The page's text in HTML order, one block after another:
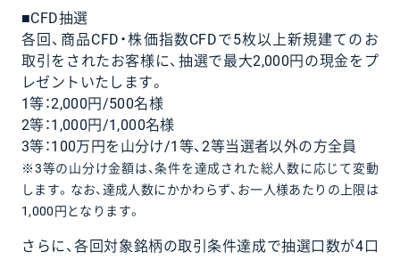
■CFD抽選
各回、商品CFD・株価指数CFDで5枚以上新規建てのお
取引をされたお客様に、抽選で最大2,000円の現金をプ
レゼントいたします。
1等：2,000円/500名様
2等：1,000円/1,000名様
3等：100万円を山分け/1等、2等当選者以外の方全員
※3等の山分け金額は、条件を達成された総人数に応じて変動
します。なお、達成人数にかかわらず、お一人様あたりの上限は
1,000円となります。
さらに、各回対象銘柄の取引条件達成で抽選口数が4口